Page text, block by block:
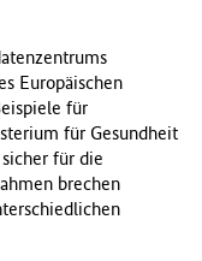
Europäischen
für
für Gesundheit
für die
brechen